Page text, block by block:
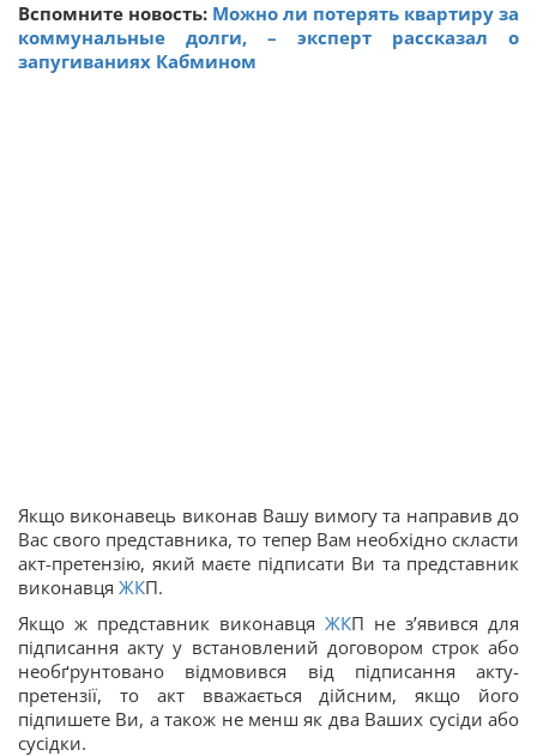
Вспомните новость: Можно ли потерять квартиру за
коммунальные долги, – эксперт рассказал о
запугиваниях Кабмином
Якщо виконавець виконав Вашу вимогу та направив до
Вас свого представника, то тепер Вам необхідно скласти
акт-претензію, який маєте підписати Ви та представник
виконавця ЖКП.
Якщо ж представник виконавця ЖКП не з’явився для
підписання акту у встановлений договором строк або
необґрунтовано відмовився від підписання акту-
претензії, то акт вважається дійсним, якщо його
підпишете Ви, а також не менш як два Ваших сусіди або
сусідки.